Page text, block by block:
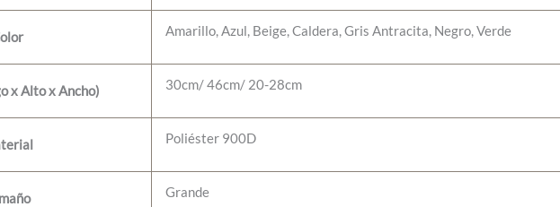
Amarillo, Azul, Beige, Caldera, Gris Antracita, Negro, Verde
x Alto x Ancho) 30cm/ 46cm/ 20-28cm
Poliéster 900D
Grande